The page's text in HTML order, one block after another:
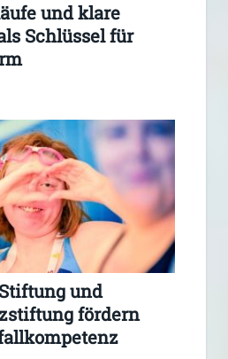
und klare
Schlüssel für
und
fördern